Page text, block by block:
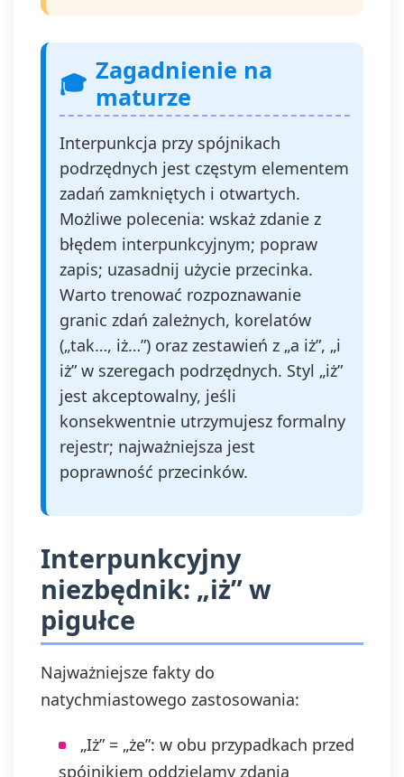
Zagadnienie na
maturze
Interpunkcja przy spójnikach
podrzędnych jest częstym elementem
zadań zamkniętych i otwartych.
Możliwe polecenia: wskaż zdanie z
błędem interpunkcyjnym; popraw
zapis; uzasadnij użycie przecinka.
Warto trenować rozpoznawanie
granic zdań zależnych, korelatów
(„tak…, iż…”) oraz zestawień z „a iż”, „i
iż” w szeregach podrzędnych. Styl „iż”
jest akceptowalny, jeśli
konsekwentnie utrzymujesz formalny
rejestr; najważniejsza jest
poprawność przecinków.
Interpunkcyjny
niezbędnik: „iż” w
pigułce
Najważniejsze fakty do
natychmiastowego zastosowania:
„Iż” = „że”: w obu przypadkach przed
spójnikiem oddzielamy zdania